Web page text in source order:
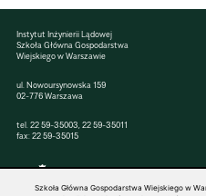
Instytut Inżynierii Lądowej
Szkoła Główna Gospodarstwa
Wiejskiego w Warszawie
ul. Nowoursynowska 159
02-776 Warszawa
tel. 22 59-35003 22 59-35011
fax: 22 59-35015
Szkoła Główna Gospodarstwa Wiejskiego w